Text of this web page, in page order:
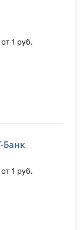
от 1 руб.
Банк
от 1 руб.